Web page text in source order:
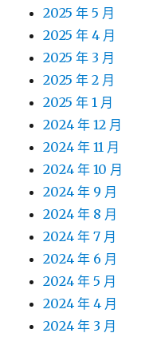
2025 年 5 月
2025 年 4 月
2025 年 3 月
2025 年 2 月
2025 年 1 月
2024 年 12 月
2024 年 11 月
2024 年 10 月
2024 年 9 月
2024 年 8 月
2024 年 7 月
2024 年 6 月
2024 年 5 月
2024 年 4 月
2024 年 3 月